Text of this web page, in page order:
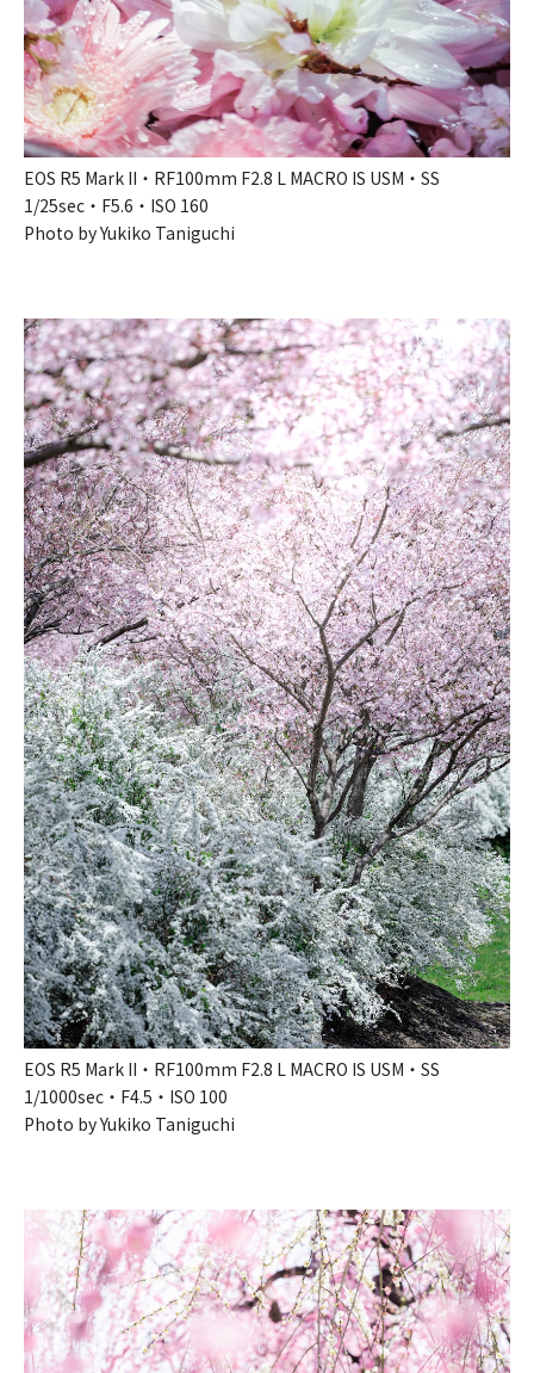
EOS R5 Mark II・RF100mm F2.8 L MACRO IS USM・SS
1/25sec・F5.6・ISO 160
Photo by Yukiko Taniguchi
EOS R5 Mark II・RF100mm F2.8 L MACRO IS USM・SS
1/1000sec・F4.5・ISO 100
Photo by Yukiko Taniguchi